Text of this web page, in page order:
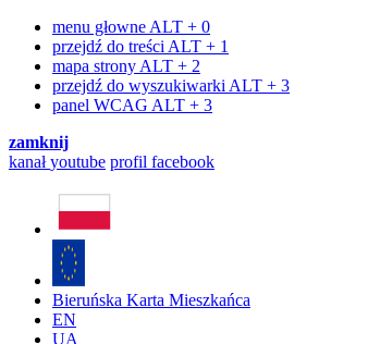
menu głowne ALT + 0
przejdź do treści ALT + 1
mapa strony ALT + 2
przejdź do wyszukiwarki ALT + 3
panel WCAG ALT + 3
zamknij
kanałyoutube profil facebook
Bieruńska Karta Mieszkańca
EN
UA